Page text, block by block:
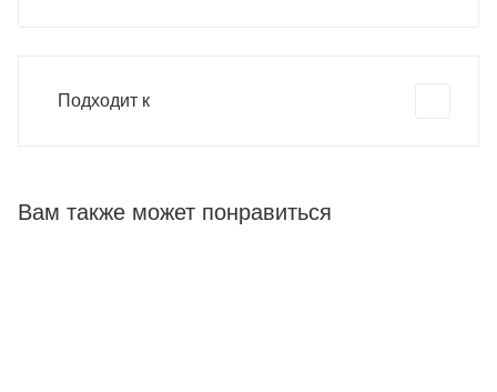
Подходит к
Вам также может понравиться